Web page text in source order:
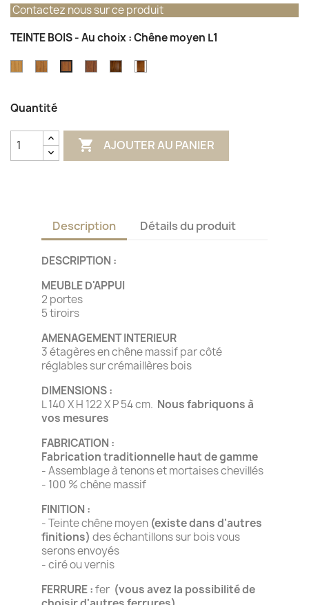
Contactez nous sur ce produit
TEINTE BOIS - Au choix : Chêne moyen L1
ChêneChêne
Quantité
 AJOUTER AU PANIER
Description Détails du produit
DESCRIPTION :
MEUBLE D'APPUI
2 portes
5 tiroirs
AMENAGEMENT INTERIEUR
3 étagères en chêne massif par côté
réglables sur crémaillères bois
DIMENSIONS :
L 140 X H 122 X P 54 cm. Nous fabriquons à
vos mesures
FABRICATION :
Fabrication traditionnelle haut de gamme
- Assemblage à tenons et mortaises chevillés
- 100 % chêne massif
FINITION :
- Teinte chêne moyen (existe dans d'autres
finitions) des échantillons sur bois vous
serons envoyés
- ciré ou vernis
FERRURE :fer (vous avez la possibilité de